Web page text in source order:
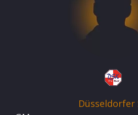
Düsseldorfer